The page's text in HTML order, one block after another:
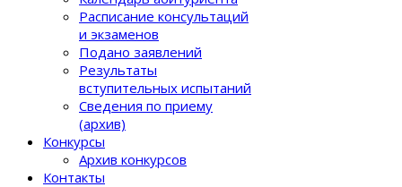
Расписание консультаций
и экзаменов
Подано заявлений
Результаты
вступительных испытаний
Сведения по приему
(архив)
Конкурсы
Архив конкурсов
Контакты